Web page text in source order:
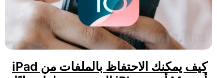
كيف يمكنك الاحتفاظ بالملفات من iPad